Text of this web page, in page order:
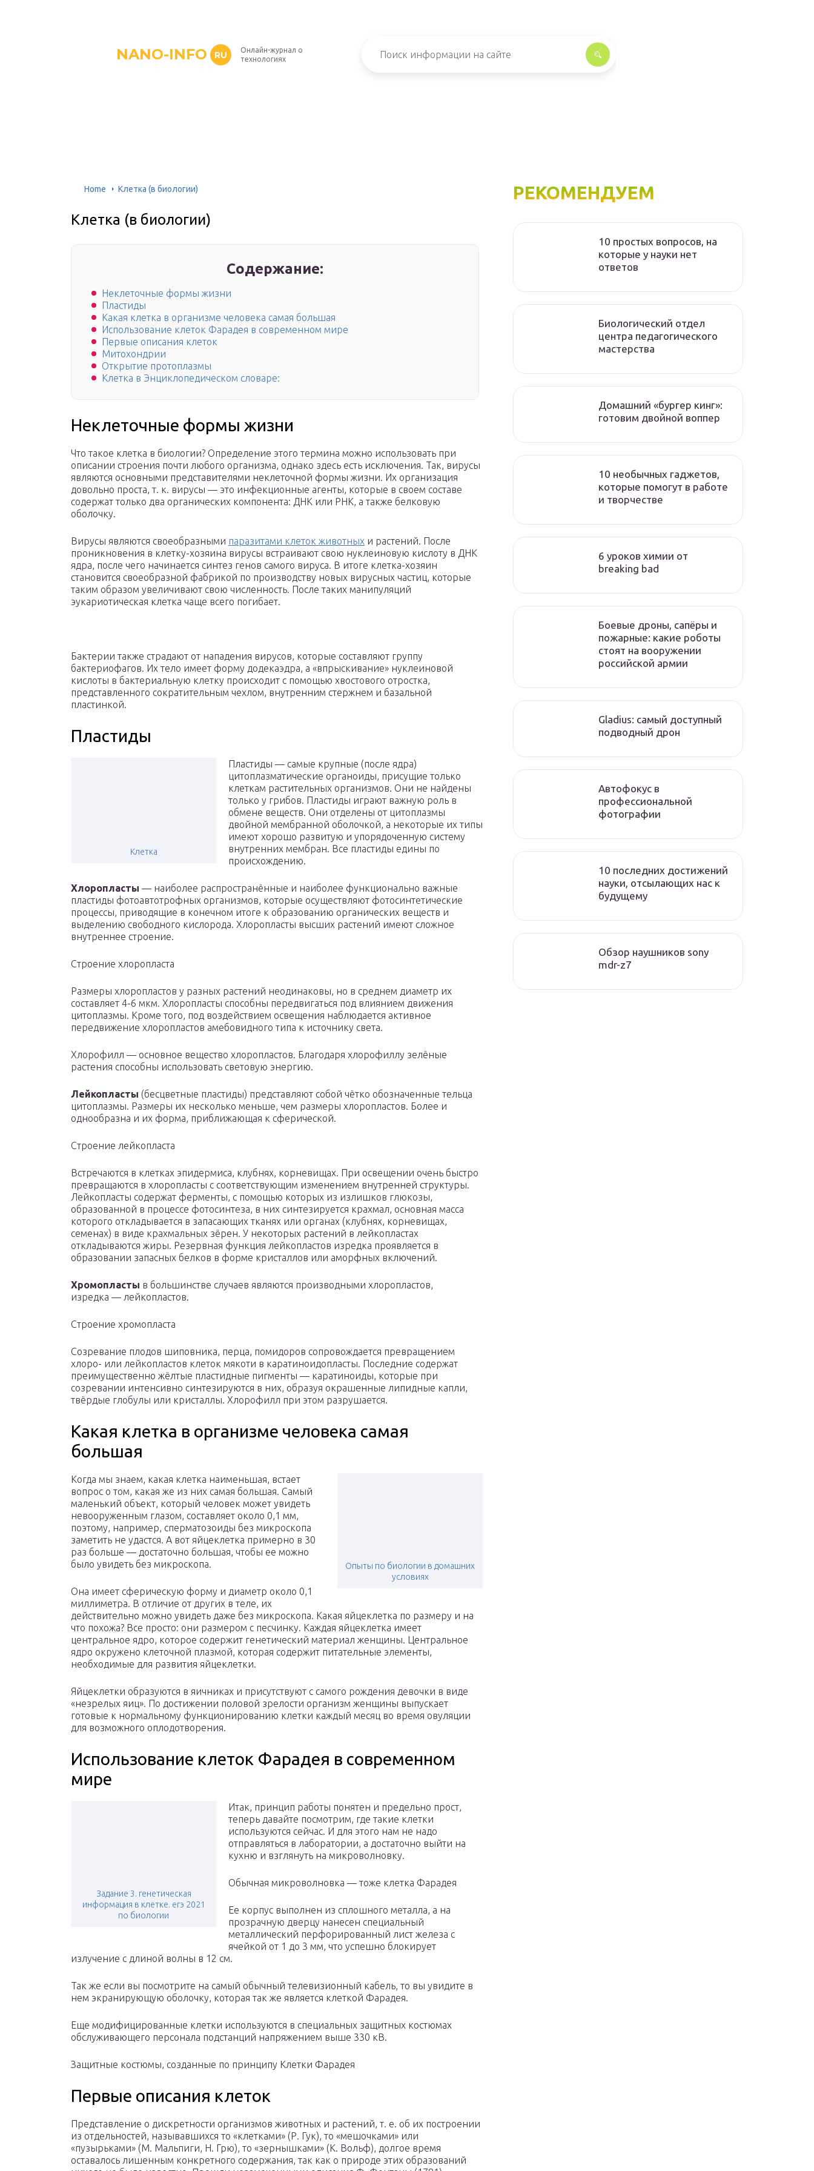
NANO-INFO RU
Онлайн-журнал о
технологиях
Home Клетка (в биологии)
Клетка (в биологии)
Содержание:
Неклеточные формы жизни
Пластиды
Какая клетка в организме человека самая большая
Использование клеток Фарадея в современном мире
Первые описания клеток
Митохондрии
Открытие протоплазмы
Клетка в Энциклопедическом словаре:
Неклеточные формы жизни
Что такое клетка в биологии? Определение этого термина можно использовать при
описании строения почти любого организма, однако здесь есть исключения. Так, вирусы
являются основными представителями неклеточной формы жизни. Их организация
довольно проста, т. к. вирусы — это инфекционные агенты, которые в своем составе
содержат только два органических компонента: ДНК или РНК, а также белковую
оболочку.
Вирусы являются своеобразными паразитами клеток животных и растений. После
проникновения в клетку-хозяина вирусы встраивают свою нуклеиновую кислоту в ДНК
ядра, после чего начинается синтез генов самого вируса. В итоге клетка-хозяин
становится своеобразной фабрикой по производству новых вирусных частиц, которые
таким образом увеличивают свою численность. После таких манипуляций
эукариотическая клетка чаще всего погибает.
Бактерии также страдают от нападения вирусов, которые составляют группу
бактериофагов. Их тело имеет форму додекаэдра, а «впрыскивание» нуклеиновой
кислоты в бактериальную клетку происходит с помощью хвостового отростка,
представленного сократительным чехлом, внутренним стержнем и базальной
пластинкой.
Пластиды
Клетка
Пластиды — самые крупные (после ядра)
цитоплазматические органоиды, присущие только
клеткам растительных организмов. Они не найдены
только у грибов. Пластиды играют важную роль в
обмене веществ. Они отделены от цитоплазмы
двойной мембранной оболочкой, а некоторые их типы
имеют хорошо развитую и упорядоченную систему
внутренних мембран. Все пластиды едины по
происхождению.
Хлоропласты — наиболее распространённые и наиболее функционально важные
пластиды фотоавтотрофных организмов, которые осуществляют фотосинтетические
процессы, приводящие в конечном итоге к образованию органических веществ и
выделению свободного кислорода. Хлоропласты высших растений имеют сложное
внутреннее строение.
Строение хлоропласта
Размеры хлоропластов у разных растений неодинаковы, но в среднем диаметр их
составляет 4-6 мкм. Хлоропласты способны передвигаться под влиянием движения
цитоплазмы. Кроме того, под воздействием освещения наблюдается активное
передвижение хлоропластов амебовидного типа к источнику света.
Хлорофилл — основное вещество хлоропластов. Благодаря хлорофиллу зелёные
растения способны использовать световую энергию.
Лейкопласты (бесцветные пластиды) представляют собой чётко обозначенные тельца
цитоплазмы. Размеры их несколько меньше, чем размеры хлоропластов. Более и
однообразна и их форма, приближающая к сферической.
Строение лейкопласта
Встречаются в клетках эпидермиса, клубнях, корневищах. При освещении очень быстро
превращаются в хлоропласты с соответствующим изменением внутренней структуры.
Лейкопласты содержат ферменты, с помощью которых из излишков глюкозы,
образованной в процессе фотосинтеза, в них синтезируется крахмал, основная масса
которого откладывается в запасающих тканях или органах (клубнях, корневищах,
семенах) в виде крахмальных зёрен. У некоторых растений в лейкопластах
откладываются жиры. Резервная функция лейкопластов изредка проявляется в
образовании запасных белков в форме кристаллов или аморфных включений.
Хромопласты в большинстве случаев являются производными хлоропластов,
изредка — лейкопластов.
Строение хромопласта
Созревание плодов шиповника, перца, помидоров сопровождается превращением
хлоро- или лейкопластов клеток мякоти в каратиноидопласты. Последние содержат
преимущественно жёлтые пластидные пигменты — каратиноиды, которые при
созревании интенсивно синтезируются в них, образуя окрашенные липидные капли,
твёрдые глобулы или кристаллы. Хлорофилл при этом разрушается.
Какая клетка в организме человека самая
большая
Опыты по биологии в домашних
условиях
Когда мы знаем, какая клетка наименьшая, встает
вопрос о том, какая же из них самая большая. Самый
маленький объект, который человек может увидеть
невооруженным глазом, составляет около 0,1 мм,
поэтому, например, сперматозоиды без микроскопа
заметить не удастся. А вот яйцеклетка примерно в 30
раз больше — достаточно большая, чтобы ее можно
было увидеть без микроскопа.
Она имеет сферическую форму и диаметр около 0,1
миллиметра. В отличие от других в теле, их
действительно можно увидеть даже без микроскопа. Какая яйцеклетка по размеру и на
что похожа? Все просто: они размером с песчинку. Каждая яйцеклетка имеет
центральное ядро, которое содержит генетический материал женщины. Центральное
ядро окружено клеточной плазмой, которая содержит питательные элементы,
необходимые для развития яйцеклетки.
Яйцеклетки образуются в яичниках и присутствуют с самого рождения девочки в виде
«незрелых яиц». По достижении половой зрелости организм женщины выпускает
готовые к нормальному функционированию клетки каждый месяц во время овуляции
для возможного оплодотворения.
Использование клеток Фарадея в современном
мире
Задание 3. генетическая
информация в клетке. егэ 2021
по биологии
Итак, принцип работы понятен и предельно прост,
теперь давайте посмотрим, где такие клетки
используются сейчас. И для этого нам не надо
отправляться в лаборатории, а достаточно выйти на
кухню и взглянуть на микроволновку.
Обычная микроволновка — тоже клетка Фарадея
Ее корпус выполнен из сплошного металла, а на
прозрачную дверцу нанесен специальный
металлический перфорированный лист железа с
ячейкой от 1 до 3 мм, что успешно блокирует
излучение с длиной волны в 12 см.
Так же если вы посмотрите на самый обычный телевизионный кабель, то вы увидите в
нем экранирующую оболочку, которая так же является клеткой Фарадея.
Еще модифицированные клетки используются в специальных защитных костюмах
обслуживающего персонала подстанций напряжением выше 330 кВ.
Защитные костюмы, созданные по принципу Клетки Фарадея
Первые описания клеток
Представление о дискретности организмов животных и растений, т. е. об их построении
из отдельностей, называвшихся то «клетками» (Р. Гук), то «мешочками» или
«пузырьками» (М. Мальпиги, Н. Грю), то «зернышками» (К. Вольф), долгое время
оставалось лишенным конкретного содержания, так как о природе этих образований
РЕКОМЕНДУЕМ
10 простых вопросов, на
которые у науки нет
ответов
Биологический отдел
центра педагогического
мастерства
Домашний «бургер кинг»:
готовим двойной воппер
10 необычных гаджетов,
которые помогут в работе
и творчестве
6 уроков химии от
breaking bad
Боевые дроны, сапёры и
пожарные: какие роботы
стоят на вооружении
российской армии
Gladius: самый доступный
подводный дрон
Автофокус в
профессиональной
фотографии
10 последних достижений
науки, отсылающих нас к
будущему
Обзор наушников sony
mdr-z7